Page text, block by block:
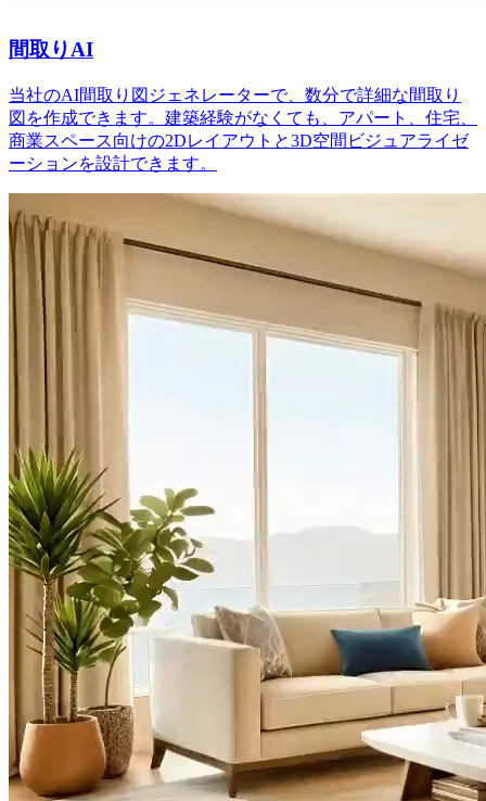
間取りAI
当社のAI間取り図ジェネレーターで、数分で詳細な間取り
図を作成できます。建築経験がなくても、アパート、住宅、
商業スペース向けの2Dレイアウトと3D空間ビジュアライゼ
ーションを設計できます。